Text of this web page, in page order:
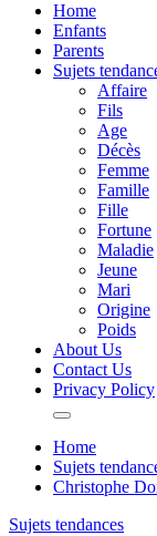
Home
Enfants
Parents
Sujets
Affaire
Fils
Age
Décès
Femme
Famille
Fille
Fortune
Maladie
Jeune
Mari
Origine
Poids
About Us
Contact Us
Privacy Policy
Home
Sujets
Christophe
Sujets tendances